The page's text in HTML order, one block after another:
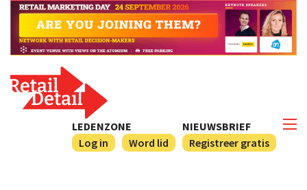
NIEUWSBRIEF
Registreer gratis
LEDENZONE
Log in
Word lid